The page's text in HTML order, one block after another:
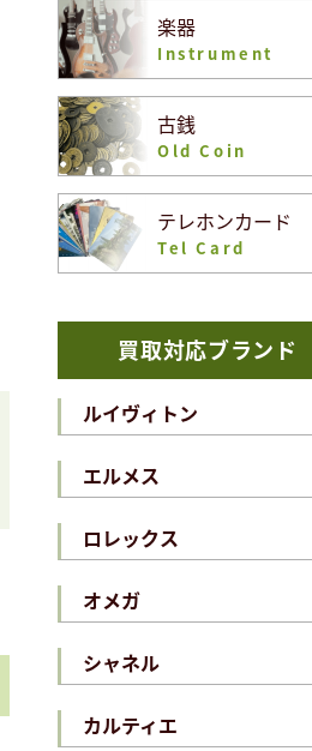
楽器
Instrument
古銭
Old Coin
テレホンカード
Tel Card
買取対応ブランド
ルイヴィトン
エルメス
ロレックス
オメガ
シャネル
カルティエ